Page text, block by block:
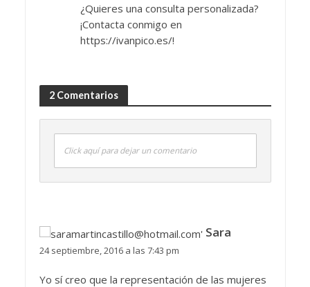
¿Quieres una consulta personalizada?
¡Contacta conmigo en
https://ivanpico.es/!
2 Comentarios
Click aquí para dejar un comentario
Sara
24 septiembre, 2016 a las 7:43 pm
Yo sí creo que la representación de las mujeres